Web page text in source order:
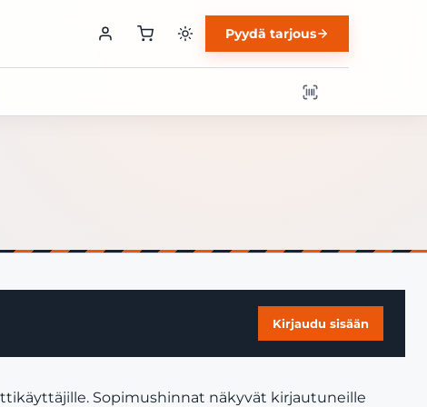
Pyydä tarjous
Kirjaudu sisään
Sopimushinnat näkyvät kirjautuneille